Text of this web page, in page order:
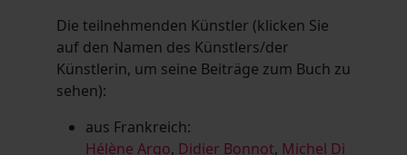
Die teilnehmenden Künstler (klicken Sie
auf den Namen des Künstlers/der
Künstlerin, um seine Beiträge zum Buch zu
sehen):
aus Frankreich:
Hélène Argo, Didier Bonnot, Michel Di